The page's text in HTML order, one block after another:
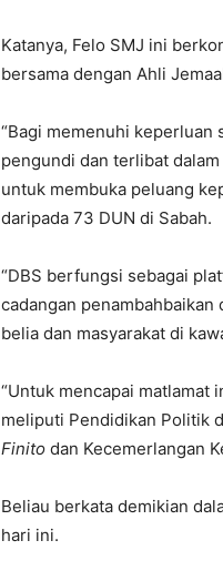
Katanya, Felo SMJ ini
bersama dengan Ahli
“Bagi memenuhi keperluan
pengundi dan terlibat
untuk membuka peluang
daripada 73 DUN di Sabah.
“DBS berfungsi sebagai
cadangan
belia dan masyarakat di
“Untuk mencapai matlamat
meliputi Pendidikan Politik
Finito dan Kecemerlangan
Beliau berkata demikian
hari ini.